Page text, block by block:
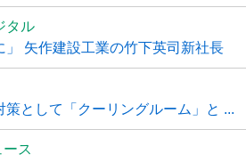
タル
」 矢作建設工業の竹下英司新社長
として「クーリングルーム」と ...
ス